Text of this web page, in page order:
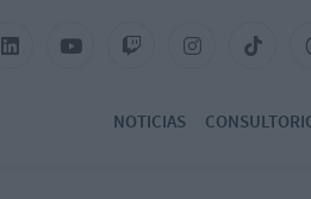
NOTICIAS